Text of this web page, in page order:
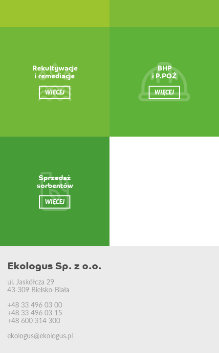
Rekultywacje
i remediacje
WIĘCEJ
BHP
i P.POŻ
WIĘCEJ
Sprzedaż
sorbentów
WIĘCEJ
Ekologus Sp. z o.o.
ul. Jaskółcza 29
43-309 Bielsko-Biała
+48 33 496 03 00
+48 33 496 03 15
+48 600 314 300
ekologus@ekologus.pl